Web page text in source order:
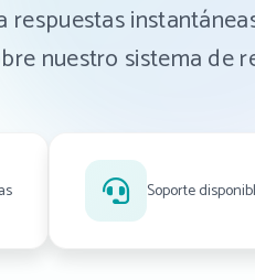
respuestas
nuestro sistema de
Soporte